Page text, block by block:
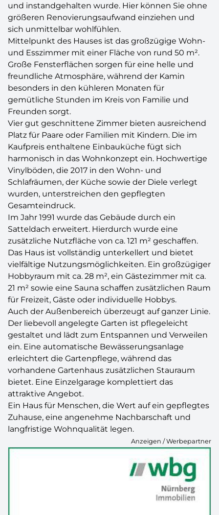
und instandgehalten wurde. Hier können Sie ohne
größeren Renovierungsaufwand einziehen und
sich unmittelbar wohlfühlen.
Mittelpunkt des Hauses ist das großzügige Wohn-
und Esszimmer mit einer Fläche von rund 50 m².
Große Fensterflächen sorgen für eine helle und
freundliche Atmosphäre, während der Kamin
besonders in den kühleren Monaten für
gemütliche Stunden im Kreis von Familie und
Freunden sorgt.
Vier gut geschnittene Zimmer bieten ausreichend
Platz für Paare oder Familien mit Kindern. Die im
Kaufpreis enthaltene Einbauküche fügt sich
harmonisch in das Wohnkonzept ein. Hochwertige
Vinylböden, die 2017 in den Wohn- und
Schlafräumen, der Küche sowie der Diele verlegt
wurden, unterstreichen den gepflegten
Gesamteindruck.
Im Jahr 1991 wurde das Gebäude durch ein
Satteldach erweitert. Hierdurch wurde eine
zusätzliche Nutzfläche von ca. 121 m² geschaffen.
Das Haus ist vollständig unterkellert und bietet
vielfältige Nutzungsmöglichkeiten. Ein großzügiger
Hobbyraum mit ca. 28 m², ein Gästezimmer mit ca.
21 m² sowie eine Sauna schaffen zusätzlichen Raum
für Freizeit, Gäste oder individuelle Hobbys.
Auch der Außenbereich überzeugt auf ganzer Linie.
Der liebevoll angelegte Garten ist pflegeleicht
gestaltet und lädt zum Entspannen und Verweilen
ein. Eine automatische Bewässerungsanlage
erleichtert die Gartenpflege, während das
vorhandene Gartenhaus zusätzlichen Stauraum
bietet. Eine Einzelgarage komplettiert das
attraktive Angebot.
Ein Haus für Menschen, die Wert auf ein gepflegtes
Zuhause, eine angenehme Nachbarschaft und
langfristige Wohnqualität legen.
Anzeigen / Werbepartner